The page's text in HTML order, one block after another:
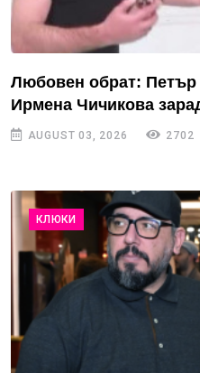
Любовен обрат: Петър
Ирмена Чичикова
AUGUST 03, 2026 2702
КЛЮКИ